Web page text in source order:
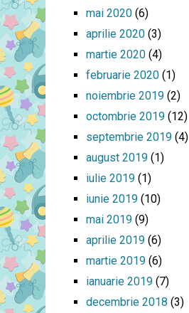
mai 2020(6)
aprilie 2020(3)
martie 2020(4)
februarie 2020(1)
noiembrie 2019(2)
octombrie 2019(12)
septembrie 2019(4)
august 2019(1)
iulie 2019(1)
iunie 2019(10)
mai 2019(9)
aprilie 2019(6)
martie 2019(6)
ianuarie 2019(7)
decembrie 2018 (3)